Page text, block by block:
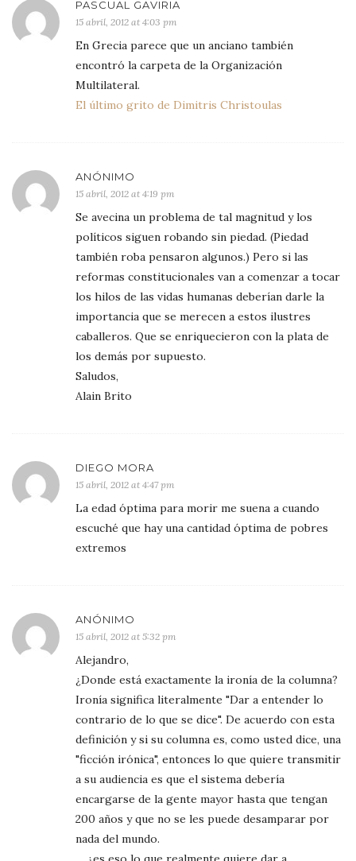
PASCUAL GAVIRIA
15 abril, 2012 at 4:03 pm
En Grecia parece que un anciano también
encontró la carpeta de la Organización
Multilateral.
El último grito de Dimitris Christoulas
ANÓNIMO
15 abril, 2012 at 4:19 pm
Se avecina un problema de tal magnitud y los
políticos siguen robando sin piedad. (Piedad
también roba pensaron algunos.) Pero si las
reformas constitucionales van a comenzar a tocar
los hilos de las vidas humanas deberían darle la
importancia que se merecen a estos ilustres
caballeros. Que se enriquecieron con la plata de
los demás por supuesto.
Saludos,
Alain Brito
DIEGO MORA
15 abril, 2012 at 4:47 pm
La edad óptima para morir me suena a cuando
escuché que hay una cantidad óptima de pobres
extremos
ANÓNIMO
15 abril, 2012 at 5:32 pm
Alejandro,
¿Donde está exactamente la ironía de la columna?
Ironía significa literalmente "Dar a entender lo
contrario de lo que se dice". De acuerdo con esta
definición y si su columna es, como usted dice, una
"ficción irónica", entonces lo que quiere transmitir
a su audiencia es que el sistema debería
encargarse de la gente mayor hasta que tengan
200 años y que no se les puede desamparar por
nada del mundo.